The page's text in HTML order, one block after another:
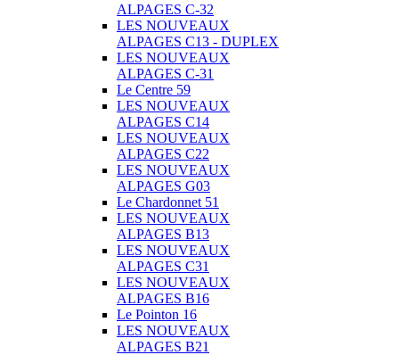
ALPAGES C-32
LES NOUVEAUX
ALPAGES C13 - DUPLEX
LES NOUVEAUX
ALPAGES C-31
Le Centre 59
LES NOUVEAUX
ALPAGES C14
LES NOUVEAUX
ALPAGES C22
LES NOUVEAUX
ALPAGES G03
Le Chardonnet 51
LES NOUVEAUX
ALPAGES B13
LES NOUVEAUX
ALPAGES C31
LES NOUVEAUX
ALPAGES B16
Le Pointon 16
LES NOUVEAUX
ALPAGES B21